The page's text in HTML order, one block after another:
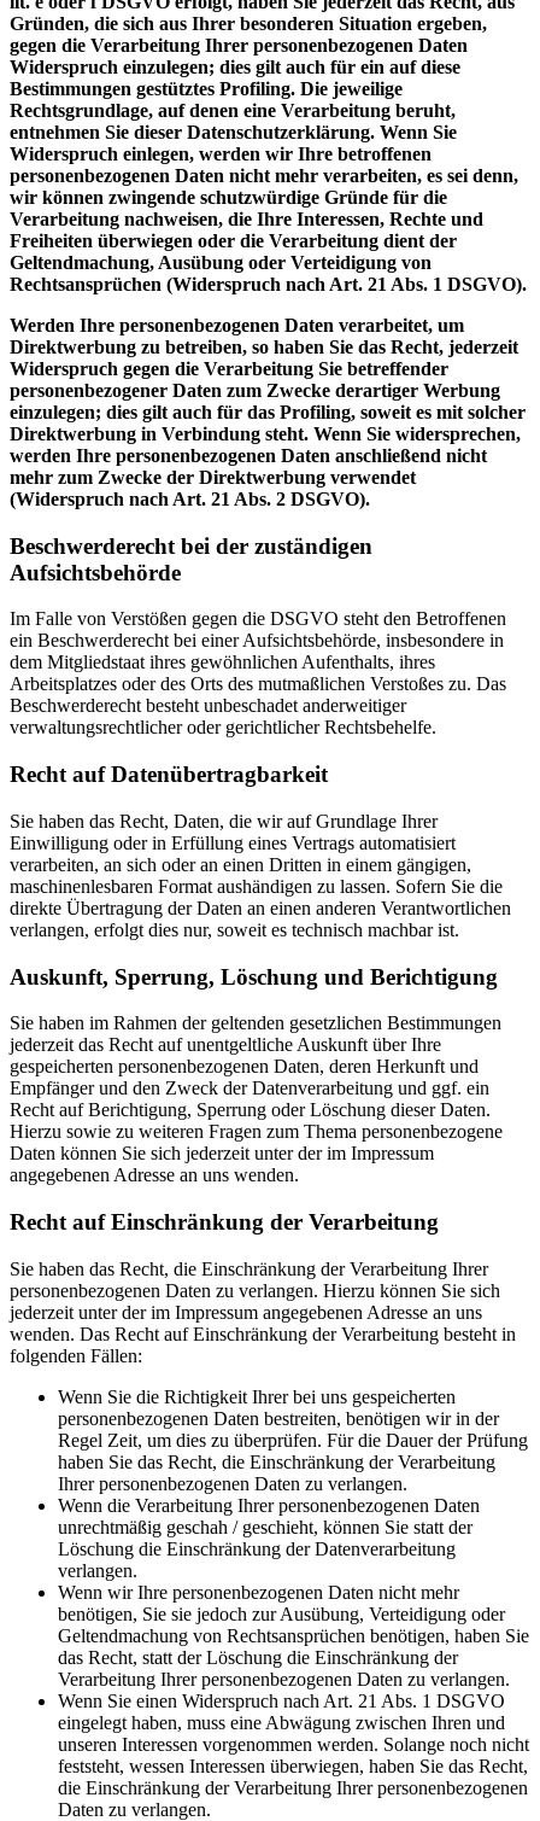
Gründen, die sich aus Ihrer besonderen Situation ergeben,
gegen die Verarbeitung Ihrer personenbezogenen Daten
Widerspruch einzulegen; dies gilt auch für ein auf diese
Bestimmungen gestütztes Profiling. Die jeweilige
Rechtsgrundlage, auf denen eine Verarbeitung beruht,
entnehmen Sie dieser Datenschutzerklärung. Wenn Sie
Widerspruch einlegen, werden wir Ihre betroffenen
personenbezogenen Daten nicht mehr verarbeiten, es sei denn,
wir können zwingende schutzwürdige Gründe für die
Verarbeitung nachweisen, die Ihre Interessen, Rechte und
Freiheiten überwiegen oder die Verarbeitung dient der
Geltendmachung, Ausübung oder Verteidigung von
Rechtsansprüchen (Widerspruch nach Art. 21 Abs. 1 DSGVO).
Werden Ihre personenbezogenen Daten verarbeitet, um
Direktwerbung zu betreiben, so haben Sie das Recht, jederzeit
Widerspruch gegen die Verarbeitung Sie betreffender
personenbezogener Daten zum Zwecke derartiger Werbung
einzulegen; dies gilt auch für das Profiling, soweit es mit solcher
Direktwerbung in Verbindung steht. Wenn Sie widersprechen,
werden Ihre personenbezogenen Daten anschließend nicht
mehr zum Zwecke der Direktwerbung verwendet
(Widerspruch nach Art. 21 Abs. 2 DSGVO).
Beschwerderecht bei der zuständigen
Aufsichtsbehörde
Im Falle von Verstößen gegen die DSGVO steht den Betroffenen
ein Beschwerderecht bei einer Aufsichtsbehörde, insbesondere in
dem Mitgliedstaat ihres gewöhnlichen Aufenthalts, ihres
Arbeitsplatzes oder des Orts des mutmaßlichen Verstoßes zu. Das
Beschwerderecht besteht unbeschadet anderweitiger
verwaltungsrechtlicher oder gerichtlicher Rechtsbehelfe.
Recht auf Datenübertragbarkeit
Sie haben das Recht, Daten, die wir auf Grundlage Ihrer
Einwilligung oder in Erfüllung eines Vertrags automatisiert
verarbeiten, an sich oder an einen Dritten in einem gängigen,
maschinenlesbaren Format aushändigen zu lassen. Sofern Sie die
direkte Übertragung der Daten an einen anderen Verantwortlichen
verlangen, erfolgt dies nur, soweit es technisch machbar ist.
Auskunft, Sperrung, Löschung und Berichtigung
Sie haben im Rahmen der geltenden gesetzlichen Bestimmungen
jederzeit das Recht auf unentgeltliche Auskunft über Ihre
gespeicherten personenbezogenen Daten, deren Herkunft und
Empfänger und den Zweck der Datenverarbeitung und ggf. ein
Recht auf Berichtigung, Sperrung oder Löschung dieser Daten.
Hierzu sowie zu weiteren Fragen zum Thema personenbezogene
Daten können Sie sich jederzeit unter der im Impressum
angegebenen Adresse an uns wenden.
Recht auf Einschränkung der Verarbeitung
Sie haben das Recht, die Einschränkung der Verarbeitung Ihrer
personenbezogenen Daten zu verlangen. Hierzu können Sie sich
jederzeit unter der im Impressum angegebenen Adresse an uns
wenden. Das Recht auf Einschränkung der Verarbeitung besteht in
folgenden Fällen:
Wenn Sie die Richtigkeit Ihrer bei uns gespeicherten
personenbezogenen Daten bestreiten, benötigen wir in der
Regel Zeit, um dies zu überprüfen. Für die Dauer der Prüfung
haben Sie das Recht, die Einschränkung der Verarbeitung
Ihrer personenbezogenen Daten zu verlangen.
Wenn die Verarbeitung Ihrer personenbezogenen Daten
unrechtmäßig geschah / geschieht, können Sie statt der
Löschung die Einschränkung der Datenverarbeitung
verlangen.
Wenn wir Ihre personenbezogenen Daten nicht mehr
benötigen, Sie sie jedoch zur Ausübung, Verteidigung oder
Geltendmachung von Rechtsansprüchen benötigen, haben Sie
das Recht, statt der Löschung die Einschränkung der
Verarbeitung Ihrer personenbezogenen Daten zu verlangen.
Wenn Sie einen Widerspruch nach Art. 21 Abs. 1 DSGVO
eingelegt haben, muss eine Abwägung zwischen Ihren und
unseren Interessen vorgenommen werden. Solange noch nicht
feststeht, wessen Interessen überwiegen, haben Sie das Recht,
die Einschränkung der Verarbeitung Ihrer personenbezogenen
Daten zu verlangen.